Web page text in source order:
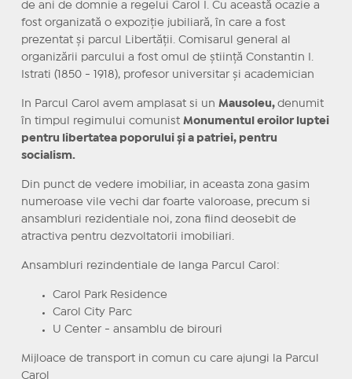
de ani de domnie a regelui Carol I. Cu această ocazie a
fost organizată o expoziție jubiliară, în care a fost
prezentat și parcul Libertății. Comisarul general al
organizării parcului a fost omul de știință Constantin I.
Istrati (1850 - 1918), profesor universitar și academician
In Parcul Carol avem amplasat si un Mausoleu, denumit
în timpul regimului comunist Monumentul eroilor luptei
pentru libertatea poporului și a patriei, pentru
socialism.
Din punct de vedere imobiliar, in aceasta zona gasim
numeroase vile vechi dar foarte valoroase, precum si
ansambluri rezidentiale noi, zona fiind deosebit de
atractiva pentru dezvoltatorii imobiliari.
Ansambluri rezindentiale de langa Parcul Carol:
Carol Park Residence
Carol City Parc
U Center - ansamblu de birouri
Mijloace de transport in comun cu care ajungi la Parcul
Carol